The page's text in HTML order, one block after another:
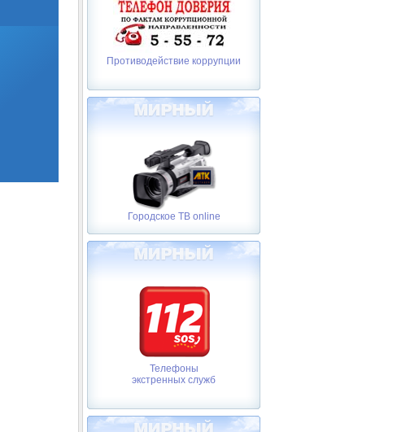
Противодействие коррупции
Городское ТВ online
Телефоны
экстренных служб